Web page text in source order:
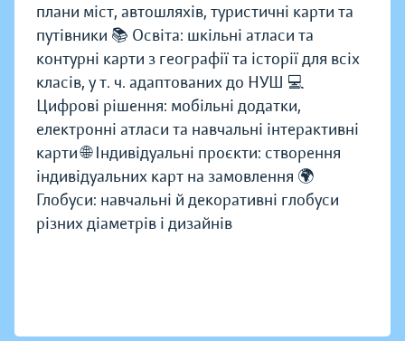
плани міст, автошляхів, туристичні карти та
путівники 📚 Освіта: шкільні атласи та
контурні карти з географії та історії для всіх
класів, у т. ч. адаптованих до НУШ 💻
Цифрові рішення: мобільні додатки,
електронні атласи та навчальні інтерактивні
карти 🌐 Індивідуальні проєкти: створення
індивідуальних карт на замовлення 🌍
Глобуси: навчальні й декоративні глобуси
різних діаметрів і дизайнів